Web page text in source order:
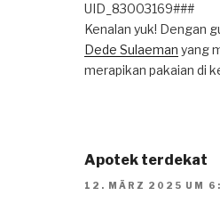
UID_83003169###
Kenalan yuk! Dengan
Dede Sulaeman yang
merapikan pakaian di
Apotek terdekat
12. MÄRZ 2025 UM